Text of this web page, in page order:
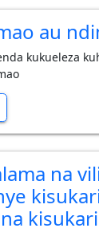
au
kukueleza
na
kisukari